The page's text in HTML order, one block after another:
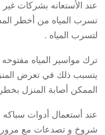
عند الأستعانه بشركات
تسرب المياه من أخطر
لتسرب المياه .
ترك مواسير المياه
يتسبب ذلك في تعرض
الممكن أصابة المنزل
عند أستعمال أدوات سباكه
شروخ و تصدعات مع مرور